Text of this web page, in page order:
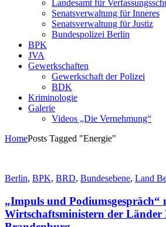
Landesamt für
Senatsverwaltung für Inneres
Senatsverwaltung für Justiz
Bundespolizei Berlin
BPK
JVA
Gewerkschaften
Gewerkschaft der Polizei
BDK
Kriminologie
Galerie
Videos „Die Vernehmung“
HomePosts Tagged "Energie"
Berlin, BPK, BRD, Bundesebene, Land
„Impuls und Podiumsgespräch“
Wirtschaftsministern der Länder